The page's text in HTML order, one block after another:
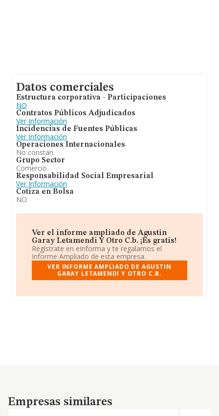
Datos comerciales
Estructura corporativa - Participaciones
NO
Contratos Públicos Adjudicados
Ver Información
Incidencias de Fuentes Públicas
Ver Información
Operaciones Internacionales
No constan
Grupo Sector
Comercio
Responsabilidad Social Empresarial
Ver Información
Cotiza en Bolsa
NO
Ver el informe ampliado de Agustin
Garay Letamendi Y Otro C.b. ¡Es gratis!
Regístrate en eInforma y te regalamos el
Informe Ampliado de esta empresa.
VER INFORME AMPLIADO DE AGUSTIN
GARAY LETAMENDI Y OTRO C.B.
Empresas similares
Empresas similares